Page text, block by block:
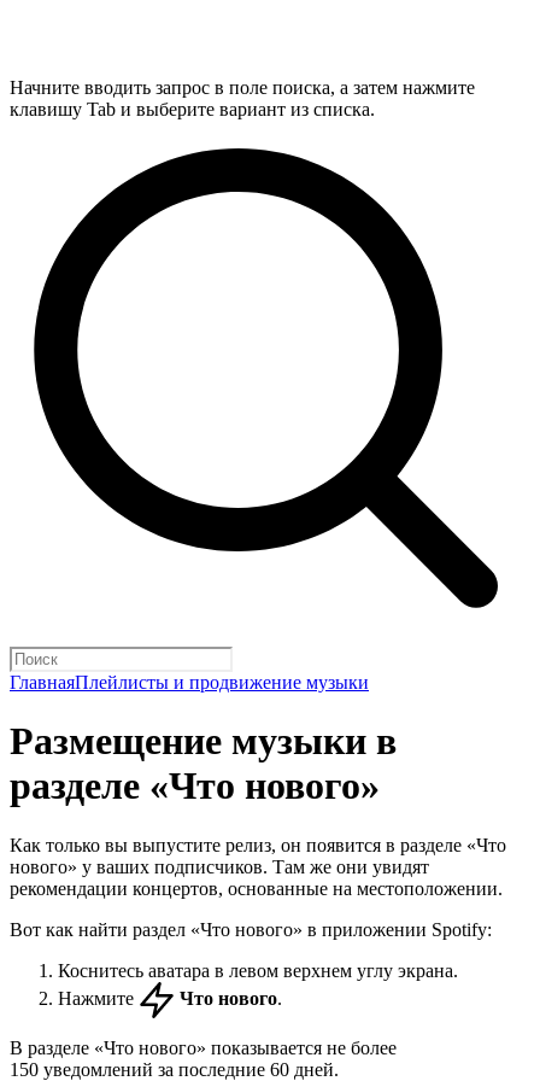
Начните вводить запрос в поле поиска, а затем нажмите
клавишу Tab и выберите вариант из списка.
ГлавнаяПлейлисты и продвижение музыки
Размещение музыки в
разделе «Что нового»
Как только вы выпустите релиз, он появится в разделе «Что
нового» у ваших подписчиков. Там же они увидят
рекомендации концертов, основанные на местоположении.
Вот как найти раздел «Что нового» в приложении Spotify:
Коснитесь аватара в левом верхнем углу экрана.
Нажмите
Что нового.
В разделе «Что нового» показывается не более
150 уведомлений за последние 60 дней.